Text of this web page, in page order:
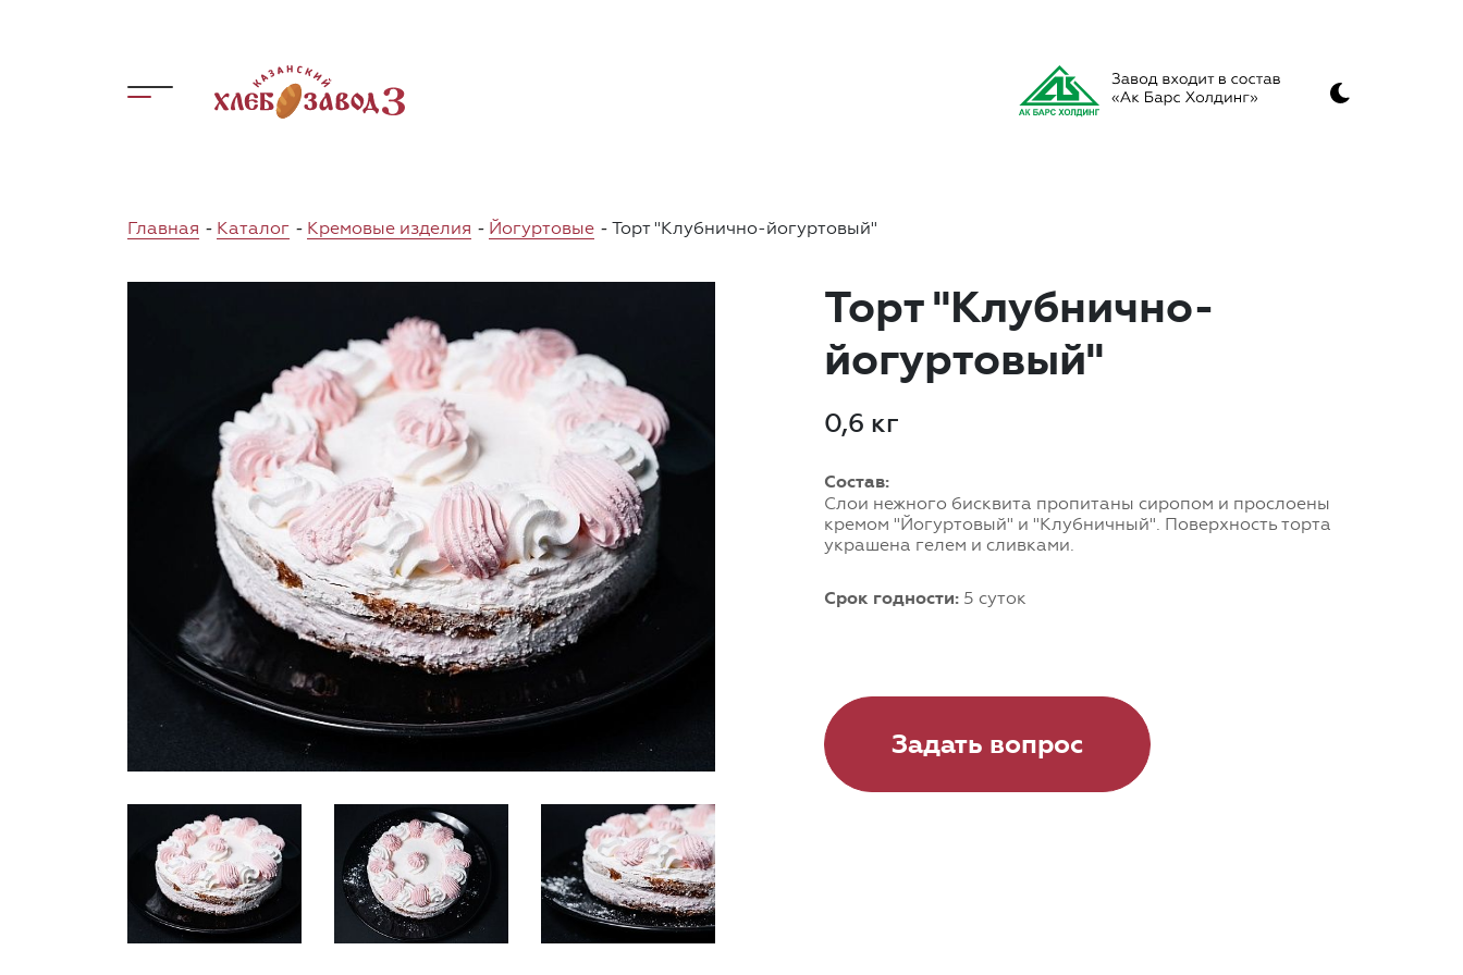
Главная - Каталог - Кремовые изделия - Йогуртовые - Торт "Клубнично-йогуртовый"
Торт "Клубнично-
йогуртовый"
0,6 кг
Состав:
Слои нежного бисквита пропитаны сиропом и прослоены
кремом "Йогуртовый" и "Клубничный". Поверхность торта
украшена гелем и сливками.
Срок годности: 5 суток
Задать вопрос